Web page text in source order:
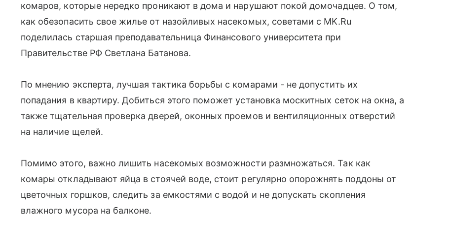
комаров, которые нередко проникают в дома и нарушают покой домочадцев. О том,
как обезопасить свое жилье от назойливых насекомых, советами с MK.Ru
поделилась старшая преподавательница Финансового университета при
Правительстве РФ Светлана Батанова.
По мнению эксперта, лучшая тактика борьбы с комарами - не допустить их
попадания в квартиру. Добиться этого поможет установка москитных сеток на окна, а
также тщательная проверка дверей, оконных проемов и вентиляционных отверстий
на наличие щелей.
Помимо этого, важно лишить насекомых возможности размножаться. Так как
комары откладывают яйца в стоячей воде, стоит регулярно опорожнять поддоны от
цветочных горшков, следить за емкостями с водой и не допускать скопления
влажного мусора на балконе.